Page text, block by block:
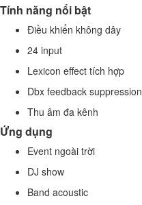
Tính năng nổi bật
Điều khiển không dây
24 input
Lexicon effect tích hợp
Dbx feedback suppression
Thu âm đa kênh
Ứng dụng
Event ngoài trời
DJ show
Band acoustic